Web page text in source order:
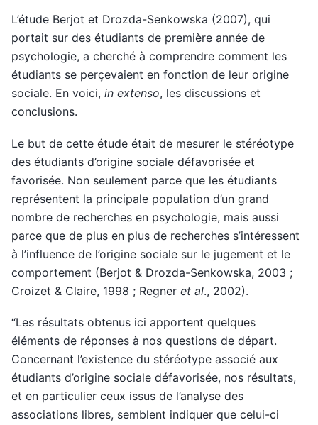
L’étude Berjot et Drozda-Senkowska (2007), qui
portait sur des étudiants de première année de
psychologie, a cherché à comprendre comment les
étudiants se perçevaient en fonction de leur origine
sociale. En voici, in extenso, les discussions et
conclusions.
Le but de cette étude était de mesurer le stéréotype
des étudiants d’origine sociale défavorisée et
favorisée. Non seulement parce que les étudiants
représentent la principale population d’un grand
nombre de recherches en psychologie, mais aussi
parce que de plus en plus de recherches s’intéressent
à l’influence de l’origine sociale sur le jugement et le
comportement (Berjot & Drozda-Senkowska, 2003 ;
Croizet & Claire, 1998 ; Regner et al., 2002).
“Les résultats obtenus ici apportent quelques
éléments de réponses à nos questions de départ.
Concernant l’existence du stéréotype associé aux
étudiants d’origine sociale défavorisée, nos résultats,
et en particulier ceux issus de l’analyse des
associations libres, semblent indiquer que celui-ci